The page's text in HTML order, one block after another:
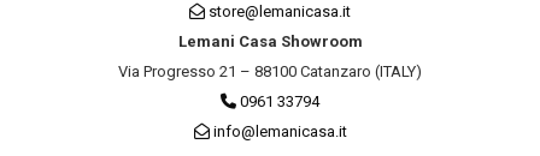
store@lemanicasa.it
Lemani Casa Showroom
Via Progresso 21 – 88100 Catanzaro (ITALY)
0961 33794
info@lemanicasa.it